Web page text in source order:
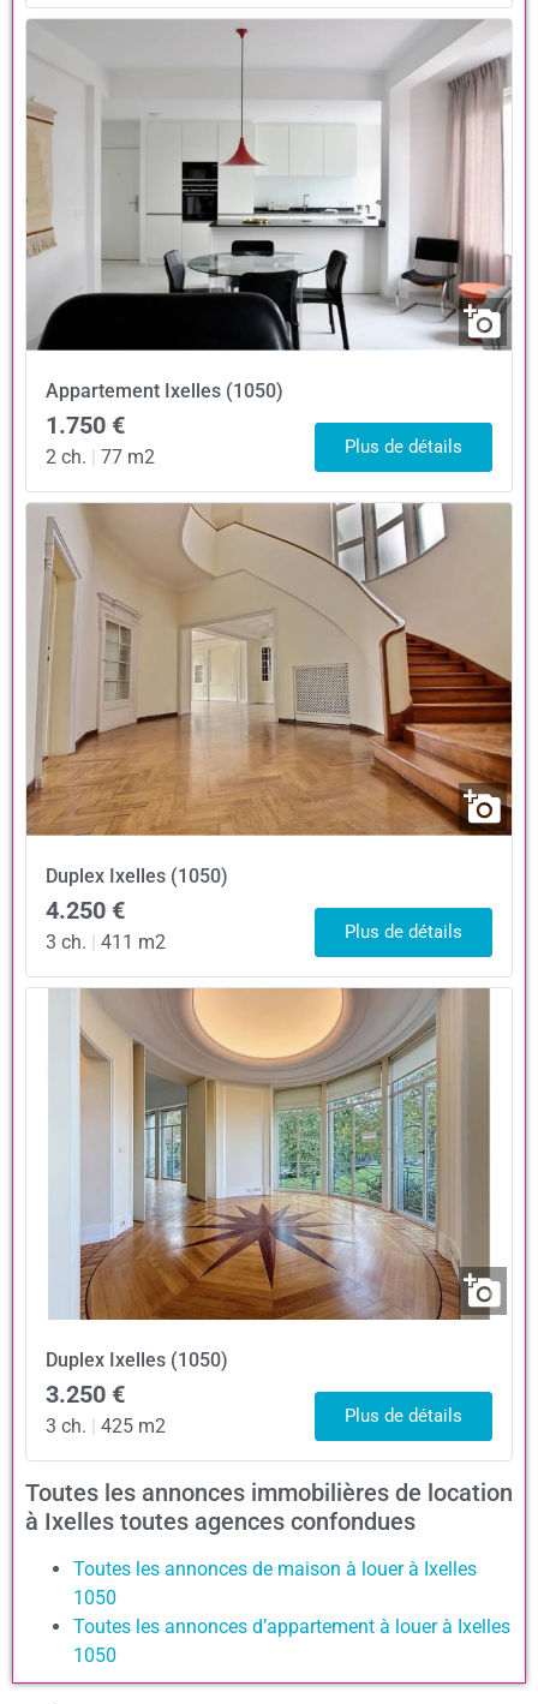
Appartement Ixelles (1050)
1.750 €
2 ch. 77 m2 Plus de détails
Duplex Ixelles (1050)
4.250 €
3 ch. | 411 m2 Plus de détails
Duplex Ixelles (1050)
3.250 €
3 ch. | 425 m2 Plus de détails
Toutes les annonces immobilières de location
à Ixelles toutes agences confondues
Toutes les annonces de maison à louer à Ixelles
1050
Toutes les annonces d’appartement à louer à Ixelles
1050